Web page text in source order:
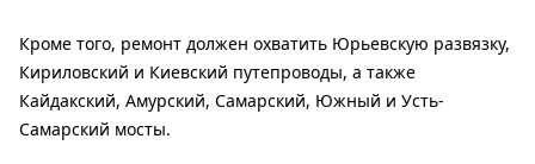
Кроме того, ремонт должен охватить Юрьевскую развязку,
Кириловский и Киевский путепроводы, а также
Кайдакский, Амурский, Самарский, Южный и Усть-
Самарский мосты.